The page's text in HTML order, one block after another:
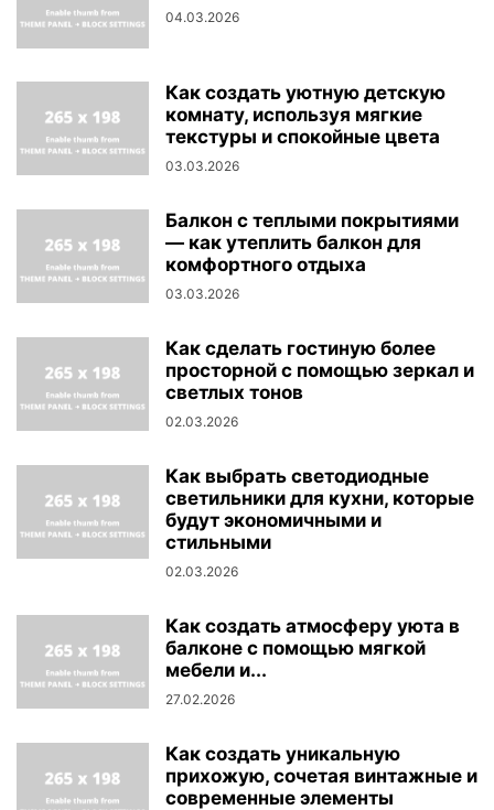
04.03.2026
Как создать уютную детскую
комнату, используя мягкие
текстуры и спокойные цвета
03.03.2026
Балкон с теплыми покрытиями
— как утеплить балкон для
комфортного отдыха
03.03.2026
Как сделать гостиную более
просторной с помощью зеркал и
светлых тонов
02.03.2026
Как выбрать светодиодные
светильники для кухни, которые
будут экономичными и
стильными
02.03.2026
Как создать атмосферу уюта в
балконе с помощью мягкой
мебели и...
27.02.2026
Как создать уникальную
прихожую, сочетая винтажные и
современные элементы